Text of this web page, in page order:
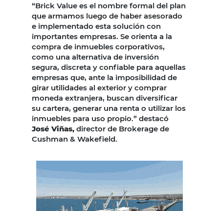
“Brick Value es el nombre formal del plan
que armamos luego de haber asesorado
e implementado esta solución con
importantes empresas. Se orienta a la
compra de inmuebles corporativos,
como una alternativa de inversión
segura, discreta y confiable para aquellas
empresas que, ante la imposibilidad de
girar utilidades al exterior y comprar
moneda extranjera, buscan diversificar
su cartera, generar una renta o utilizar los
inmuebles para uso propio.” destacó
José Viñas, director de Brokerage de
Cushman & Wakefield.